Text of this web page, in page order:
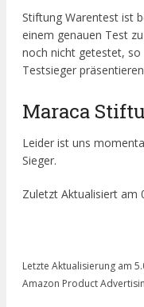
Stiftung Warentest ist
einem genauen Test
noch nicht getestet, so
Testsieger
Maraca
Leider ist uns
Sieger.
Zuletzt Aktualisiert am
Letzte Aktualisierung am
Amazon Product